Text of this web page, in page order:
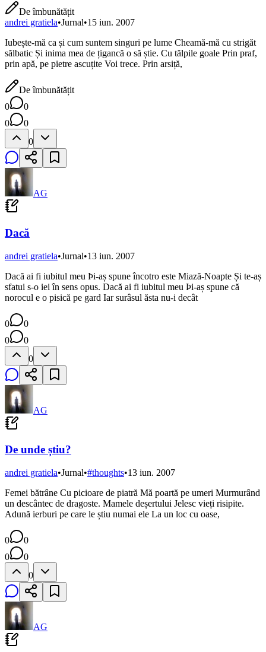
De îmbunătățit
andrei gratiela•Jurnal•15 iun. 2007
Iubește-mă ca și cum suntem singuri pe lume Cheamă-mă cu strigăt
sălbatic Și inima mea de țigancă o să știe. Cu tălpile goale Prin praf,
prin apă, pe pietre ascuțite Voi trece. Prin arsiță,
De îmbunătățit
0
0
0
0
0
AG
Dacă
andrei gratiela•Jurnal•13 iun. 2007
Dacă ai fi iubitul meu Þi-aș spune încotro este Miază-Noapte Și te-aș
sfatui s-o iei în sens opus. Dacă ai fi iubitul meu Þi-aș spune că
norocul e o pisică pe gard Iar surâsul ăsta nu-i decât
0
0
0
0
0
AG
De unde știu?
andrei gratiela•Jurnal•#thoughts•13 iun. 2007
Femei bătrâne Cu picioare de piatră Mă poartă pe umeri Murmurând
un descântec de dragoste. Mamele deșertului Jelesc vieți risipite.
Adună ierburi pe care le știu numai ele La un loc cu oase,
0
0
0
0
0
AG